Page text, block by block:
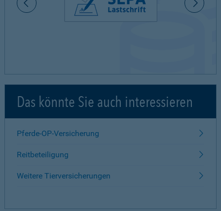
Das könnte Sie auch interessieren
Pferde-OP-Versicherung
Reitbeteiligung
Weitere Tierversicherungen